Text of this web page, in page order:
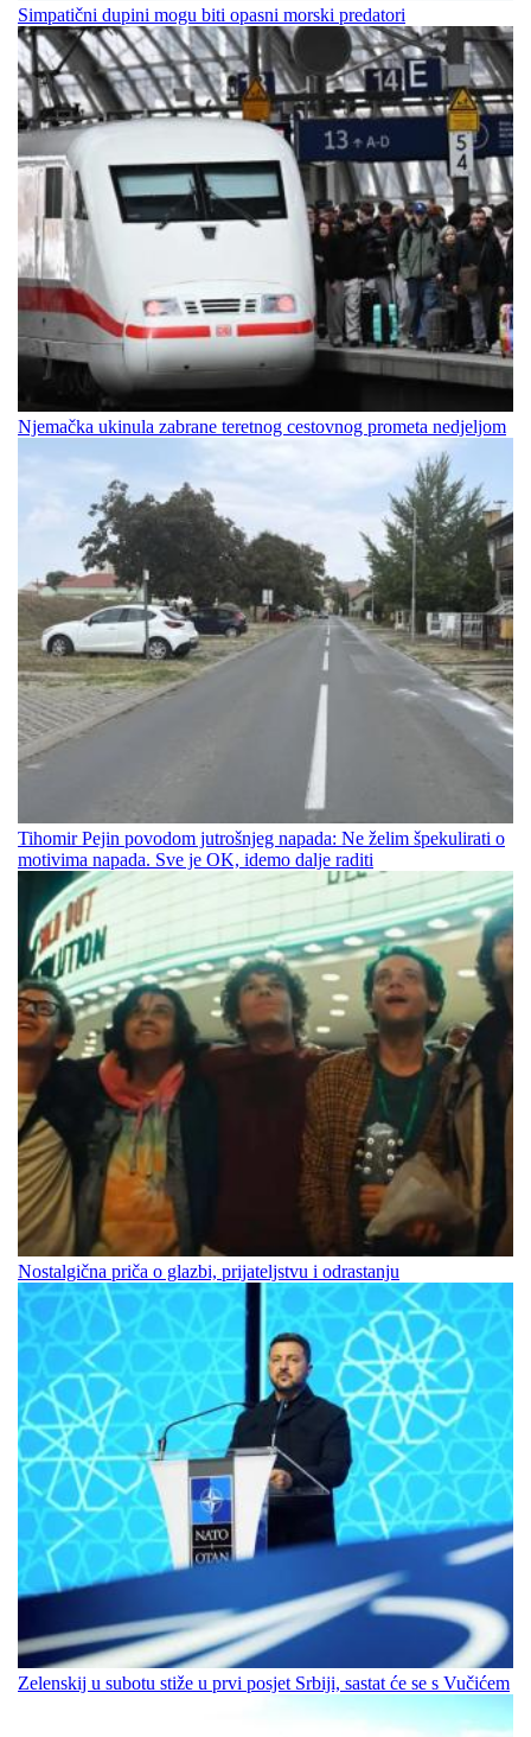
Simpatični dupini mogu biti opasni morski predatori
Njemačka ukinula zabrane teretnog cestovnog prometa nedjeljom
Tihomir Pejin povodom jutrošnjeg napada: Ne želim špekulirati o
motivima napada. Sve je OK, idemo dalje raditi
Nostalgična priča o glazbi, prijateljstvu i odrastanju
Zelenskij u subotu stiže u prvi posjet Srbiji, sastat će se s Vučićem